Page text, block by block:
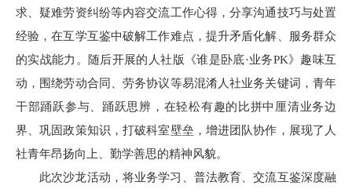
求、疑难劳资纠纷等内容交流工作心得，分享沟通技巧与处置
经验，在互学互鉴中破解工作难点，提升矛盾化解、服务群众
的实战能力。随后开展的人社版《谁是卧底·业务PK》趣味互
动，围绕劳动合同、劳务协议等易混淆人社业务关键词，青年
干部踊跃参与、踊跃思辨，在轻松有趣的比拼中厘清业务边
界、巩固政策知识，打破科室壁垒，增进团队协作，展现了人
社青年昂扬向上、勤学善思的精神风貌。
此次沙龙活动，将业务学习、普法教育、交流互鉴深度融